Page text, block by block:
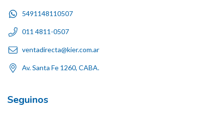
5491148110507
011 4811-0507
ventadirecta@kier.com.ar
Av. Santa Fe 1260, CABA.
Seguinos